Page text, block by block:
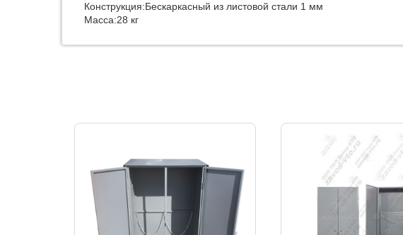
Конструкция:Бескаркасный из листовой стали 1 мм
Масса:28 кг